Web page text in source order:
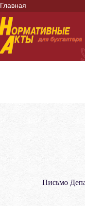
Главная
Письмо